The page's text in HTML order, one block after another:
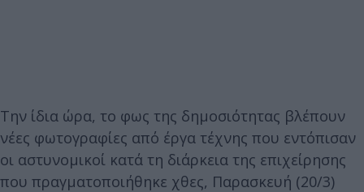
Την ίδια ώρα, το φως της δημοσιότητας βλέπουν
νέες φωτογραφίες από έργα τέχνης που εντόπισαν
οι αστυνομικοί κατά τη διάρκεια της επιχείρησης
που πραγματοποιήθηκε χθες, Παρασκευή (20/3)